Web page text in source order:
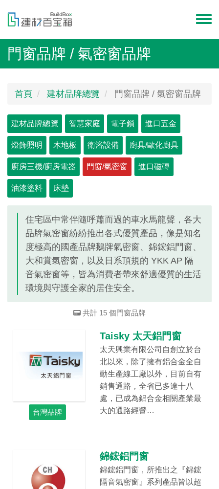
內
容
menu
門窗品牌 / 氣密窗品牌
首頁 建材品牌總覽 門窗品牌 / 氣密窗品牌
Primary
tabs
建材品牌總覽 智慧家庭 電子鎖 進口五金
燈飾照明 木地板 衛浴設備 廚具/歐化廚具
廚房三機/廚房電器 門窗/氣密窗
用
進口磁磚
油漆塗料 床墊
住宅區中常伴隨呼蕭而過的車水馬龍聲，各大
品牌氣密窗紛紛推出各式優質產品，像是知名
度極高的國產品牌鵝牌氣密窗、錦鋐鋁門窗、
大和賞氣密窗，以及日系頂規的 YKK AP 隔
音氣密窗等，皆為消費者帶來舒適優質的生活
環境與守護全家的居住安全。
共計 15 個門窗品牌
台灣品牌
Taisky 太天鋁門窗
太天興業有限公司自創立於台
北以來，除了擁有鋁合金全自
動生產線工廠以外，目前自有
銷售通路，全省已多達十八
處，已成為鋁合金相關產業最
大的通路經營…
錦鋐鋁門窗
錦鋐鋁門窗，所推出之『錦鋐
隔音氣密窗』系列產品皆以超